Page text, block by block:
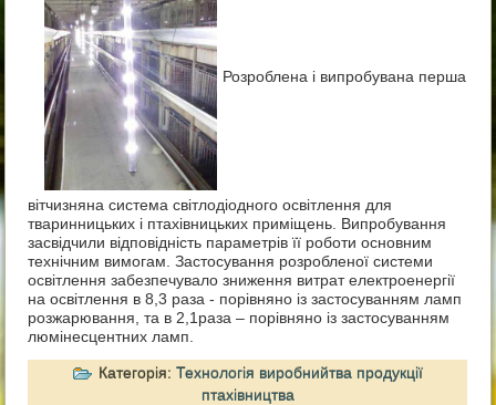
Розроблена і випробувана перша
вітчизняна система світлодіодного освітлення для
тваринницьких і птахівницьких приміщень. Випробування
засвідчили відповідність параметрів її роботи основним
технічним вимогам. Застосування розробленої системи
освітлення забезпечувало зниження витрат електроенергії
на освітлення в 8,3 раза - порівняно із застосуванням ламп
розжарювання, та в 2,1раза – порівняно із застосуванням
люмінесцентних ламп.
Категорія:Технологія виробнийтва продукції
птахівництва